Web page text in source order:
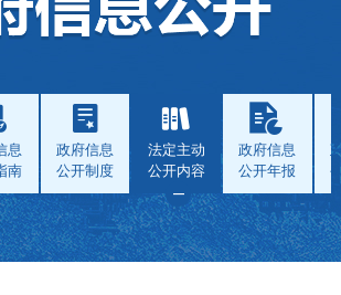
息
南
政府信息
公开制度
法定主动
公开内容
政府信息
公开年报